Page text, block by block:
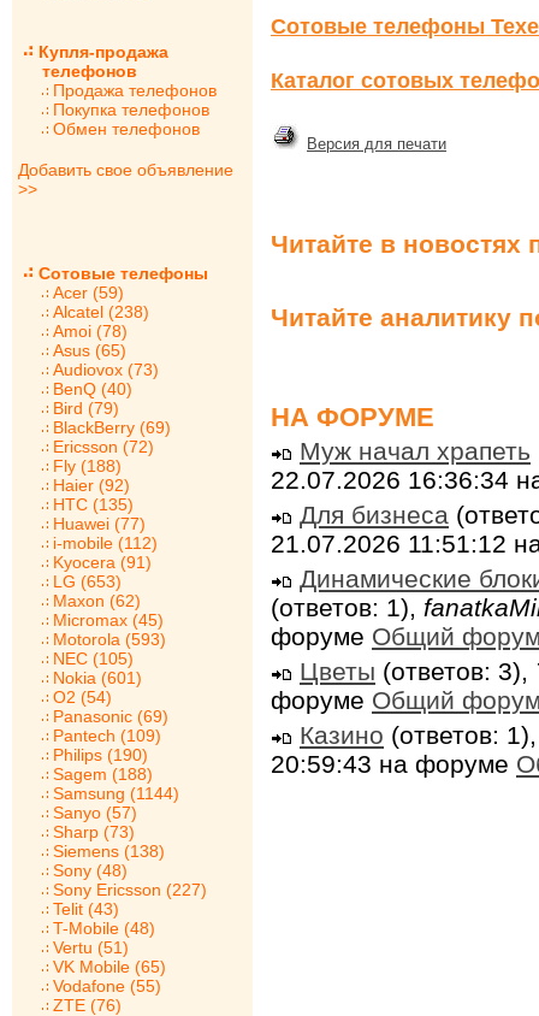
Купля-продажа
телефонов
Продажа телефонов
Покупка телефонов
Обмен телефонов
Добавить свое объявление
>>
Сотовые телефоны
Acer (59)
Alcatel (238)
Amoi (78)
Asus (65)
Audiovox (73)
BenQ (40)
Bird (79)
BlackBerry (69)
Ericsson (72)
Fly (188)
Haier (92)
HTC (135)
Huawei (77)
i-mobile (112)
Kyocera (91)
LG (653)
Maxon (62)
Micromax (45)
Motorola (593)
NEC (105)
Nokia (601)
O2 (54)
Panasonic (69)
Pantech (109)
Philips (190)
Sagem (188)
Samsung (1144)
Sanyo (57)
Sharp (73)
Siemens (138)
Sony (48)
Sony Ericsson (227)
Telit (43)
T-Mobile (48)
Vertu (51)
VK Mobile (65)
Vodafone (55)
ZTE (76)
Сотовые телефоны
Каталог сотовых
Версия для печати
Читайте в новостях
Читайте аналитику
НА ФОРУМЕ
Муж начал храпеть
22.07.2026 16:36:34
Для бизнеса
21.07.2026 11:51:12
Динамические
(ответов: 1),
форуме Общий
Цветы (ответов: 3),
форуме Общий
Казино (ответов:
20:59:43 на форуме